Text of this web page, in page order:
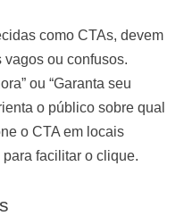
como CTAs, devem
vagos ou confusos.
ou “Garanta seu
o público sobre qual
o CTA em locais
facilitar o clique.